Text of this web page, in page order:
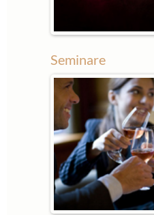
Seminare